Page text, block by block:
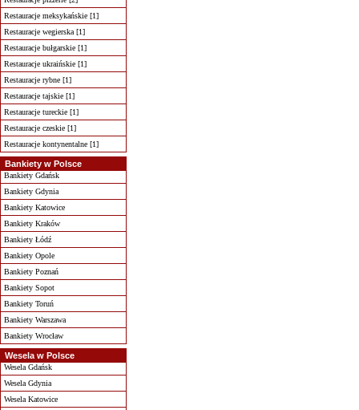
Restauracje meksykańskie [1]
Restauracje wegierska [1]
Restauracje bułgarskie [1]
Restauracje ukraińskie [1]
Restauracje rybne [1]
Restauracje tajskie [1]
Restauracje tureckie [1]
Restauracje czeskie [1]
Restauracje kontynentalne [1]
Bankiety w Polsce
Bankiety Gdańsk
Bankiety Gdynia
Bankiety Katowice
Bankiety Kraków
Bankiety Łódź
Bankiety Opole
Bankiety Poznań
Bankiety Sopot
Bankiety Toruń
Bankiety Warszawa
Bankiety Wrocław
Wesela w Polsce
Wesela Gdańsk
Wesela Gdynia
Wesela Katowice